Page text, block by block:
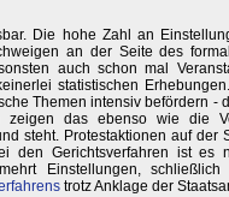
Die hohe Zahl an
an der Seite des
auch schon mal
statistischen
Themen intensiv befördern -
zeigen das ebenso wie die
steht. Protestaktionen auf
den Gerichtsverfahren ist es
Einstellungen,
trotz Anklage der